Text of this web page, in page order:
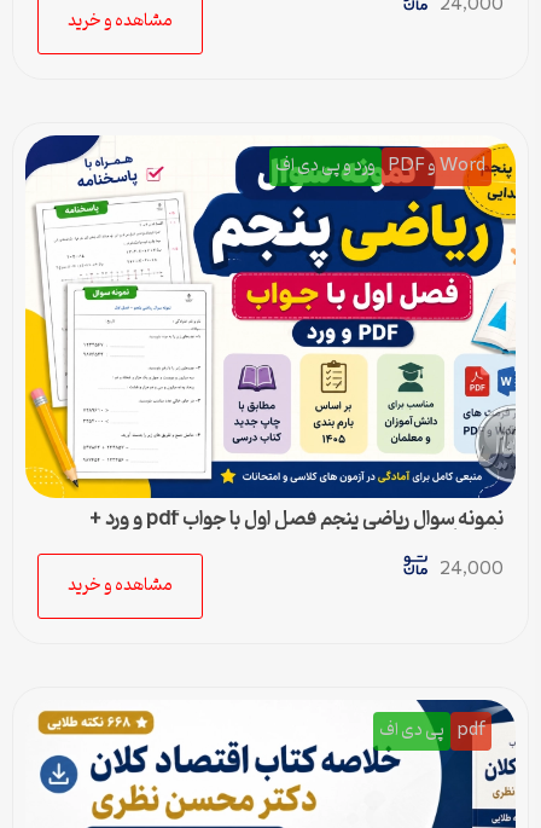
مشاهده و خرید
Word و PDF ورد و پی دی اف
نمونه سوال ریاضی پنجم فصل اول با جواب pdf و ورد +
پاسخنامه
24,000
مشاهده و خرید
pdf پی دی اف